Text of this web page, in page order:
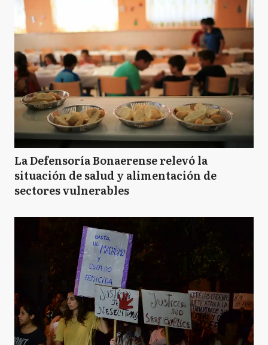
La Defensoría Bonaerense relevó la
situación de salud y alimentación de
sectores vulnerables